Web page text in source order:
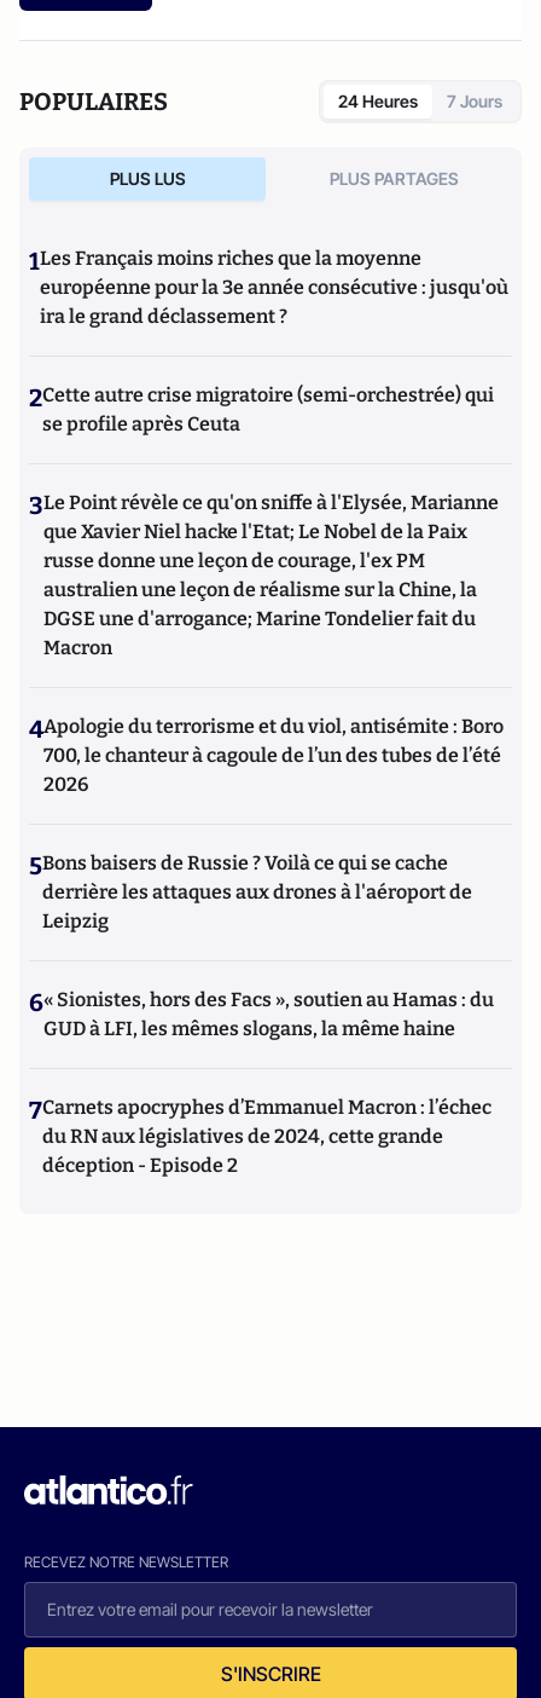
POPULAIRES 24 Heures 7 Jours
PLUS LUS PLUS PARTAGES
1Les Français moins riches que la moyenne
européenne pour la 3e année consécutive : jusqu'où
ira le grand déclassement ?
2Cette autre crise migratoire (semi-orchestrée) qui
se profile après Ceuta
3Le Point révèle ce qu'on sniffe à l'Elysée, Marianne
que Xavier Niel hacke l'Etat; Le Nobel de la Paix
russe donne une leçon de courage, l'ex PM
australien une leçon de réalisme sur la Chine, la
DGSE une d'arrogance; Marine Tondelier fait du
Macron
4Apologie du terrorisme et du viol, antisémite : Boro
700, le chanteur à cagoule de l’un des tubes de l’été
2026
5Bons baisers de Russie ? Voilà ce qui se cache
derrière les attaques aux drones à l'aéroport de
Leipzig
6« Sionistes, hors des Facs », soutien au Hamas : du
GUD à LFI, les mêmes slogans, la même haine
7Carnets apocryphes d’Emmanuel Macron : l’échec
du RN aux législatives de 2024, cette grande
déception - Episode 2
RECEVEZ NOTRE NEWSLETTER
S'INSCRIRE